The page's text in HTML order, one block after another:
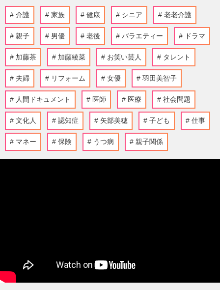
介護 家族 健康 シニア 老老介護
親子 男優 老後 バラエティー ドラマ
加藤茶 加藤綾菜 お笑い芸人 タレント
夫婦 リフォーム 女優 羽田美智子
人間ドキュメント 医師 医療 社会問題
文化人 認知症 矢部美穂 子ども 仕事
マネー 保険 うつ病 親子関係